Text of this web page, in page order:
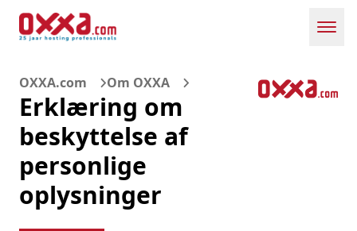
OXXA.com Om OXXA
Erklæring om
beskyttelse af
personlige
oplysninger